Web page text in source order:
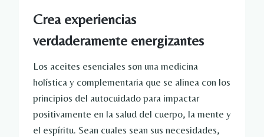
Crea experiencias
verdaderamente energizantes
Los aceites esenciales son una medicina
holística y complementaria que se alinea con los
principios del autocuidado para impactar
positivamente en la salud del cuerpo, la mente y
el espíritu. Sean cuales sean sus necesidades,